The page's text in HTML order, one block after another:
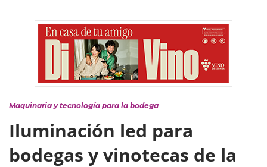
Maquinaria y tecnología para la bodega
Iluminación led para
bodegas y vinotecas de la